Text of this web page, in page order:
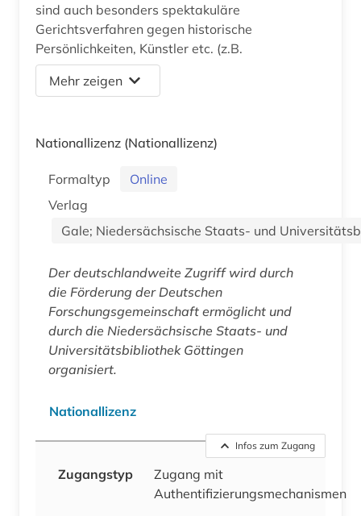
sind auch besonders spektakuläre
Gerichtsverfahren gegen historische
Persönlichkeiten, Künstler etc. (z.B.
Mehr zeigen
Nationallizenz (Nationallizenz)
Formaltyp
Online
Verlag
Gale; Niedersächsische Staats- und
Der deutschlandweite Zugriff wird durch
die Förderung der Deutschen
Forschungsgemeinschaft ermöglicht und
durch die Niedersächsische Staats- und
Universitätsbibliothek Göttingen
organisiert.
Nationallizenz
Infos zum Zugang
Zugangstyp
Zugang mit
Authentifizierungsmechanismen